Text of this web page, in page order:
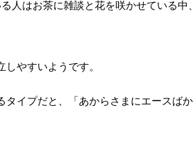
人はお茶に雑談と花を咲かせている中
やすいようです。
イプだと、「あからさまにエースば